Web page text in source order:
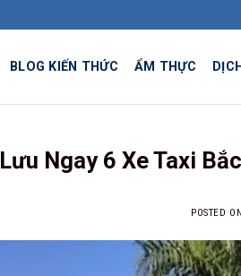
BLOG KIẾN THỨC ẨM THỰC
Lưu Ngay 6 Xe Taxi
POSTED